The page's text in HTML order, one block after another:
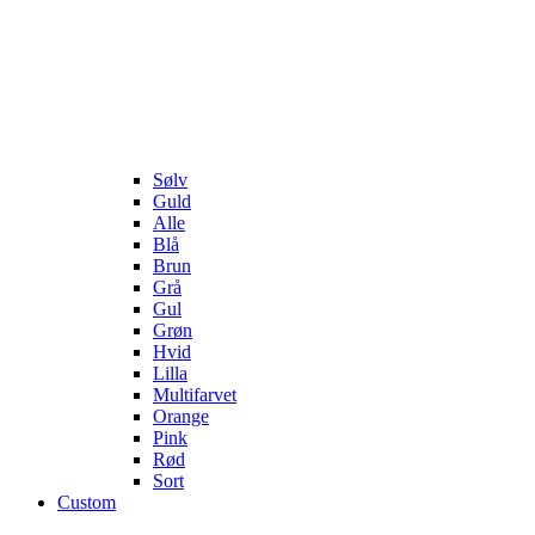
Sølv
Guld
Alle
Blå
Brun
Grå
Gul
Grøn
Hvid
Lilla
Multifarvet
Orange
Pink
Rød
Sort
Custom